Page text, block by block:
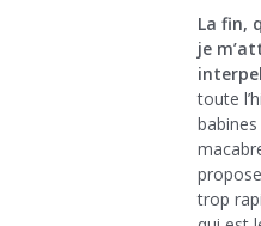
La fin,
je
toute
babines
trop